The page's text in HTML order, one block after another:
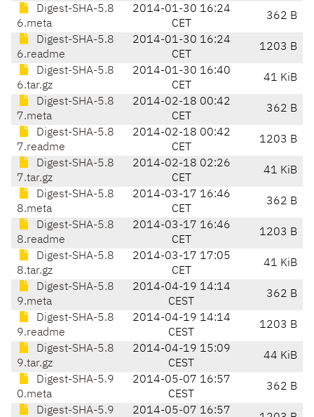
Digest-SHA-5.8
6.meta
2014-01-30 16:24
CET
362 B
Digest-SHA-5.8
6.readme
2014-01-30 16:24
CET
1203 B
Digest-SHA-5.8
6.tar.gz
2014-01-30 16:40
CET
41 KiB
Digest-SHA-5.8
7.meta
2014-02-18 00:42
CET
362 B
Digest-SHA-5.8
7.readme
2014-02-18 00:42
CET
1203 B
Digest-SHA-5.8
7.tar.gz
2014-02-18 02:26
CET
41 KiB
Digest-SHA-5.8
8.meta
2014-03-17 16:46
CET
362 B
Digest-SHA-5.8
8.readme
2014-03-17 16:46
CET
1203 B
Digest-SHA-5.8
8.tar.gz
2014-03-17 17:05
CET
41 KiB
Digest-SHA-5.8
9.meta
2014-04-19 14:14
CEST
362 B
Digest-SHA-5.8
9.readme
2014-04-19 14:14
CEST
1203 B
Digest-SHA-5.8
9.tar.gz
2014-04-19 15:09
CEST
44 KiB
Digest-SHA-5.9
0.meta
2014-05-07 16:57
CEST
362 B
Digest-SHA-5.9 2014-05-07 16:57